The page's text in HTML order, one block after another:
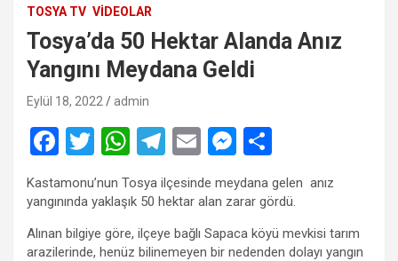
TOSYA TV VIDEOLAR
Tosya’da 50 Hektar Alanda Anız
Yangını Meydana Geldi
Eylül 18, 2022 admin
F
ce
b
T
wi
tt
er
W
at
s
T
e
gr
E
m
ail
M
es
se
n
h
ar
e
Kastamonu’nun Tosya ilçesinde meydana gelen anız
yangınında yaklaşık 50 hektar alan zarar gördü.
Alınan bilgiye göre, ilçeye bağlı Sapaca köyü mevkisi tarım
arazilerinde, henüz bilinemeyen bir nedenden dolayı yangın